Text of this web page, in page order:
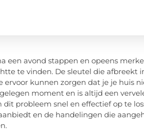
een avond stappen en opeens
te vinden. De sleutel die afbreekt
kunnen zorgen dat je je huis
moment en is altijd een
dit probleem snel en effectief op te
en de handelingen die